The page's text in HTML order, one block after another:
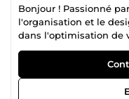
Bonjour ! Passionné
l'organisation et le
dans l'optimisation de
d'une solide
compétences en Data
création de tableaux
parfaite de la gestion